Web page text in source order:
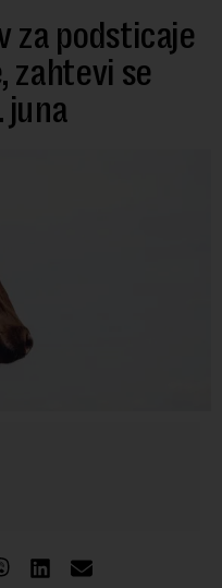
za podsticaje
zahtevi se
juna